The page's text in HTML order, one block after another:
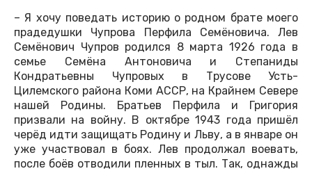
– Я хочу поведать историю о родном брате моего
прадедушки Чупрова Перфила Семёновича. Лев
Семёнович Чупров родился 8 марта 1926 года в
семье Семёна Антоновича и Степаниды
Кондратьевны Чупровых в Трусове Усть-
Цилемского района Коми АССР, на Крайнем Севере
нашей Родины. Братьев Перфила и Григория
призвали на войну. В октябре 1943 года пришёл
черёд идти защищать Родину и Льву, а в январе он
уже участвовал в боях. Лев продолжал воевать,
после боёв отводили пленных в тыл. Так, однажды